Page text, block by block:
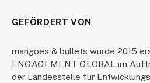
GEFÖRDERT VON
mangoes & bullets wurde 2015
ENGAGEMENT GLOBAL im
der Landesstelle für